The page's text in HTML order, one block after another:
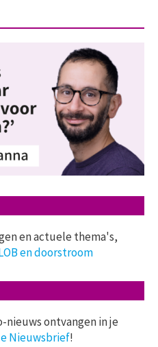
en actuele thema's,
en doorstroom
ontvangen in je
Nieuwsbrief!